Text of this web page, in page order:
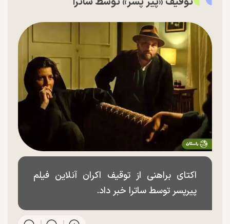
اکتای براهنی از توقیف اکران آنلاین فیلم
پیرپسر توسط ساترا خبر داد.